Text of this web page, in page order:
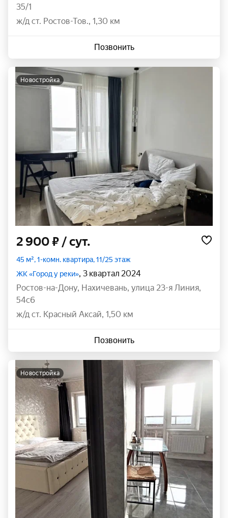
35/1
ж/д ст. Ростов-Тов., 1,30 км
Позвонить
новостройка
2 900 ₽ / сут.
45 м², 1-комн. квартира, 11/25 этаж
ЖК «Город у реки», 3 квартал 2024
Ростов-на-Дону, Нахичевань, улица 23-я Линия,
54с6
ж/д ст. Красный Аксай, 1,50 км
Позвонить
новостройка